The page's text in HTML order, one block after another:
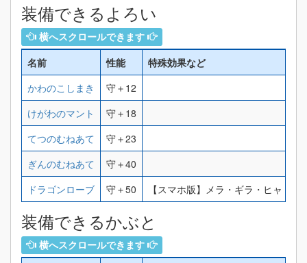
装備できるよろい
横へスクロールできます
名前 性能
特殊効果など
かわのこしまき
守＋12
けがわのマント
守＋18
てつのむねあて
守＋23
ぎんのむねあて
守＋40
ドラゴンローブ
守＋50 【スマホ版】メラ・ギラ・ヒャド
装備できるかぶと
横へスクロールできます